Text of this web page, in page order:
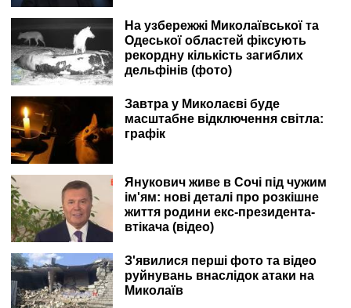
На узбережжі Миколаївської та
Одеської областей фіксують
рекордну кількість загиблих
дельфінів (фото)
Завтра у Миколаєві буде
масштабне відключення світла:
графік
Янукович живе в Сочі під чужим
ім'ям: нові деталі про розкішне
життя родини екс-президента-
втікача (відео)
З'явилися перші фото та відео
руйнувань внаслідок атаки на
Миколаїв